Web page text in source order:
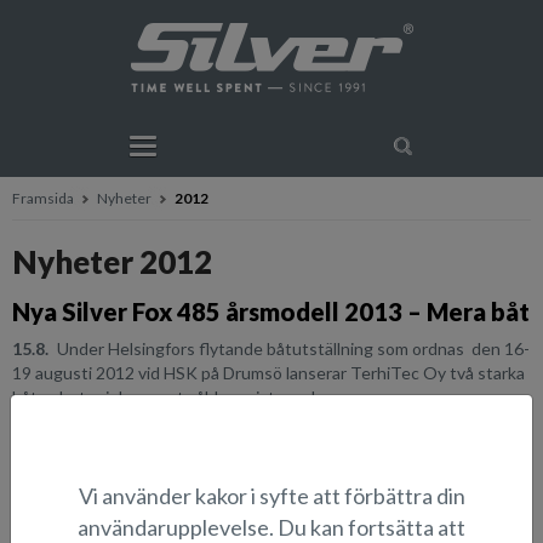
Framsida Nyheter 2012
Nyheter 2012
Nya Silver Fox 485 årsmodell 2013 – Mera båt
15.8. Under Helsingfors flytande båtutställning som ordnas den 16-
19 augusti 2012 vid HSK på Drumsö lanserar TerhiTec Oy två starka
båt nyheter i den mest sålda registrerad...
AluFibre™ boats in Norway.
TerhiTec Oy and Kellox AS have signed a long term distribution
Vi använder kakor i syfte att förbättra din
användarupplevelse. Du kan fortsätta att